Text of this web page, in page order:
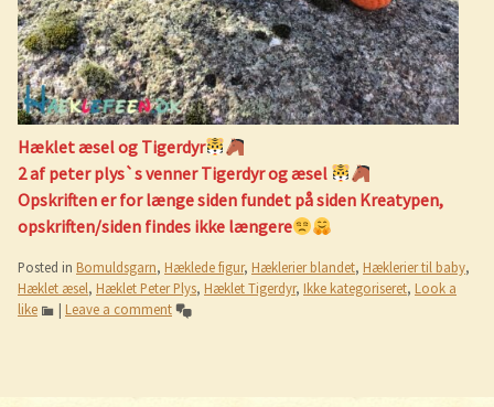
Hæklet æsel og Tigerdyr
2 af peter plys`s venner Tigerdyr og æsel
Opskriften er for længe siden fundet på siden Kreatypen,
opskriften/siden findes ikke længere
Posted in Bomuldsgarn, Hæklede figur, Hæklerier blandet, Hæklerier til baby,
Hæklet æsel, Hæklet Peter Plys, Hæklet Tigerdyr, Ikke kategoriseret, Look a
like
| Leave a comment